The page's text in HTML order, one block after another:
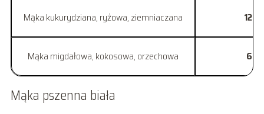
Mąka kukurydziana, ryżowa, ziemniaczana
Mąka migdałowa, kokosowa, orzechowa
Mąka pszenna biała